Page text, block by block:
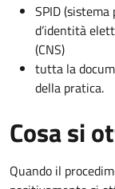
SPID
d’identità
(CNS)
tutta la
della pratica.
Cosa si
Quando il